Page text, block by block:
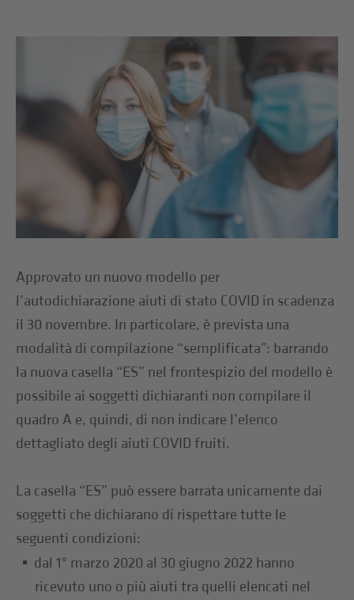
Approvato un nuovo modello per
l’autodichiarazione aiuti di stato COVID in scadenza
il 30 novembre. In particolare, è prevista una
modalità di compilazione “semplificata”: barrando
la nuova casella “ES” nel frontespizio del modello è
possibile ai soggetti dichiaranti non compilare il
quadro A e, quindi, di non indicare l’elenco
dettagliato degli aiuti COVID fruiti.
La casella “ES” può essere barrata unicamente dai
soggetti che dichiarano di rispettare tutte le
seguenti condizioni:
dal 1° marzo 2020 al 30 giugno 2022 hanno
ricevuto uno o più aiuti tra quelli elencati nel